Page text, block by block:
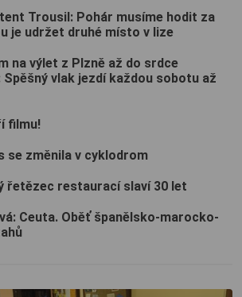
Trousil: Pohár musíme hodit za
je udržet druhé místo v lize
na výlet z Plzně až do srdce
Spěšný vlak jezdí každou sobotu až
filmu!
se změnila v cyklodrom
řetězec restaurací slaví 30 let
Ceuta. Oběť španělsko-marocko-